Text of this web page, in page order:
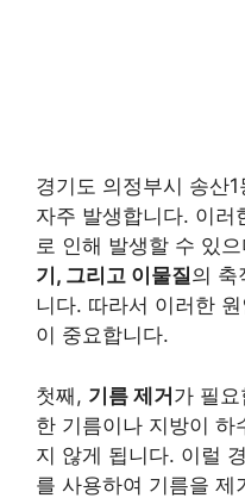
경기도 의정부시 송산
자주 발생합니다. 이러
로 인해 발생할 수 있
기, 그리고 이물질의 축
니다. 따라서 이러한
이 중요합니다.
첫째, 기름 제거가 필
한 기름이나 지방이 하
지 않게 됩니다. 이럴
를 사용하여 기름을 제